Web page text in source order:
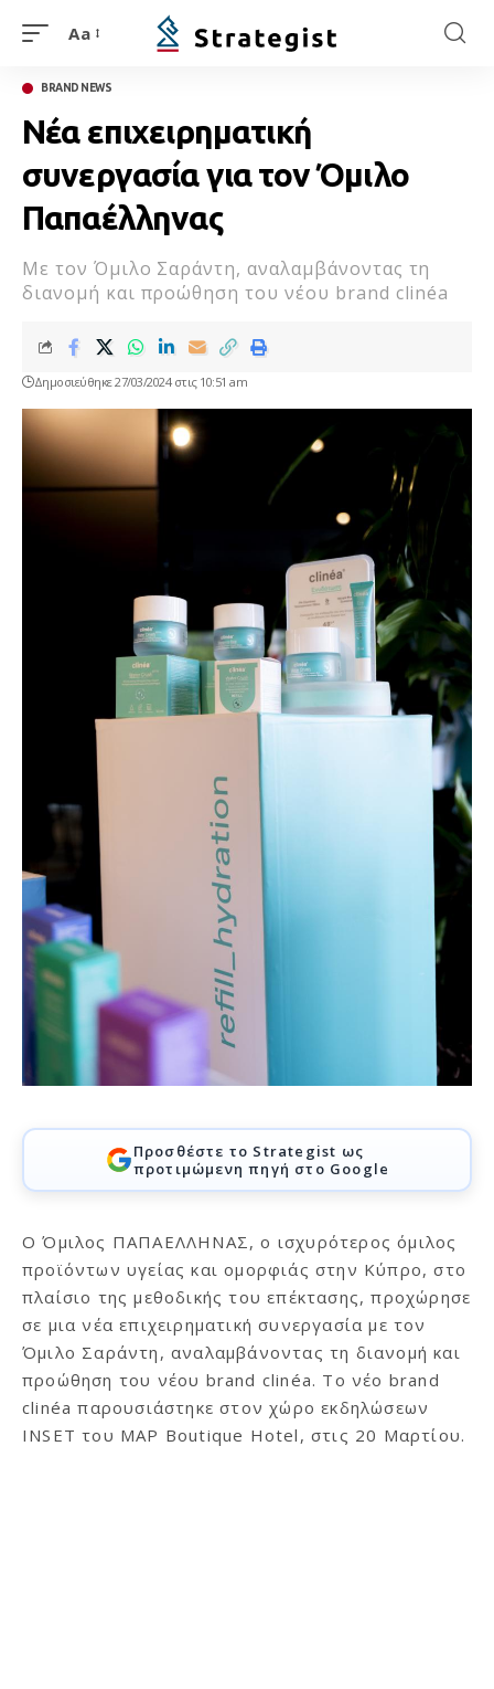
Aa
BRAND NEWS
Νέα επιχειρηματική
συνεργασία για τον Όμιλο
Παπαέλληνας
Με τον Όμιλο Σαράντη, αναλαμβάνοντας τη
διανομή και προώθηση του νέου brand clinéa
Δημοσιεύθηκε 27/03/2024 στις 10:51 am
Προσθέστε το Strategist ως
προτιμώμενη πηγή στο Google
Ο Όμιλος ΠΑΠΑΕΛΛΗΝΑΣ, ο ισχυρότερος όμιλος
προϊόντων υγείας και ομορφιάς στην Κύπρο, στο
πλαίσιο της μεθοδικής του επέκτασης, προχώρησε
σε μια νέα επιχειρηματική συνεργασία με τον
Όμιλο Σαράντη, αναλαμβάνοντας τη διανομή και
προώθηση του νέου brand clinéa. Tο νέο brand
clinéa παρουσιάστηκε στον χώρο εκδηλώσεων
INSET του MAP Boutique Hotel, στις 20 Μαρτίου.